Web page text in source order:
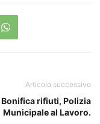
Articolo successivo
Bonifica rifiuti, Polizia
Municipale al Lavoro.